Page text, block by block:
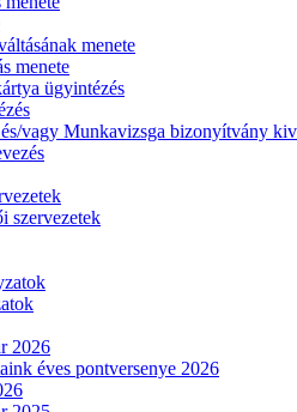
menete
menete
ügyintézés
vagy Munkavizsga bizonyítvány
szervezetek
2026
éves pontversenye 2026